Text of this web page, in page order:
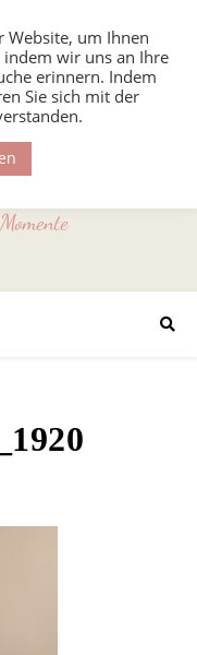
Website, um Ihnen
indem wir uns an Ihre
erinnern. Indem
Sie sich mit der